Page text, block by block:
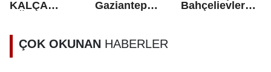
KALÇA
POLİMİYALJİ
ROMATİKA
OLABİLİR
Gaziantep
Nurdağı
müjdesi
Bahçelievler
ÇOK OKUNAN HABERLER